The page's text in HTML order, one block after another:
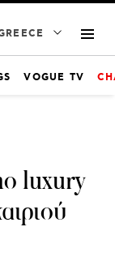
VOGUE TV
luxury